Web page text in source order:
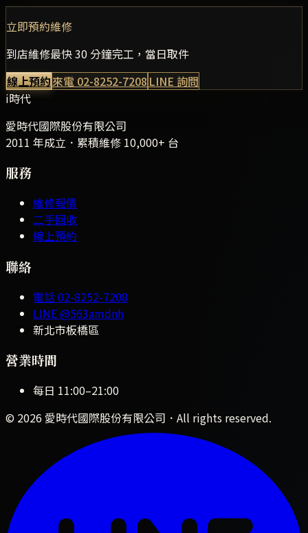
立即預約維修
到店維修最快 30 分鐘完工，當日取件
線上預約來電 02-8252-7208 LINE 詢問
i時代
愛時代國際股份有限公司
2011 年成立．累積維修 10,000+ 台
服務
維修報價
二手回收
線上預約
聯絡
電話02-8252-7208
LINE@563amdnh
新北市板橋區
營業時間
每日 11:00–21:00
© 2026 愛時代國際股份有限公司 ．All rights reserved.